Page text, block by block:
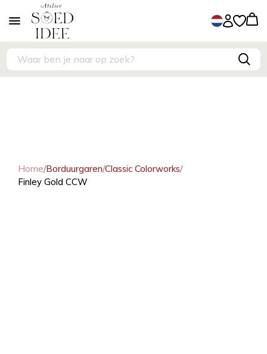
Home/Borduurgaren/Classic Colorworks/
Finley Gold CCW